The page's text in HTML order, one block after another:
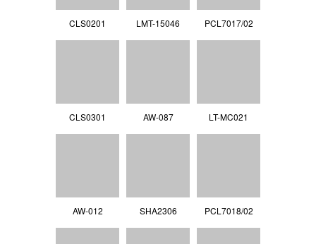
CLS0201 LMT-15046 PCL7017/02
CLS0301 AW-087 LT-MC021
AW-012 SHA2306 PCL7018/02